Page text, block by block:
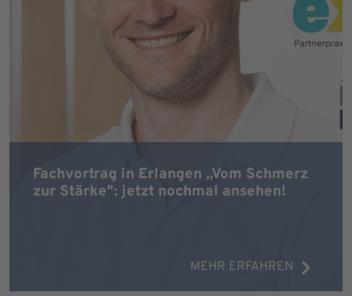
Fachvortrag in Erlangen „Vom Schmerz
zur Stärke": jetzt nochmal ansehen!
MEHR ERFAHREN